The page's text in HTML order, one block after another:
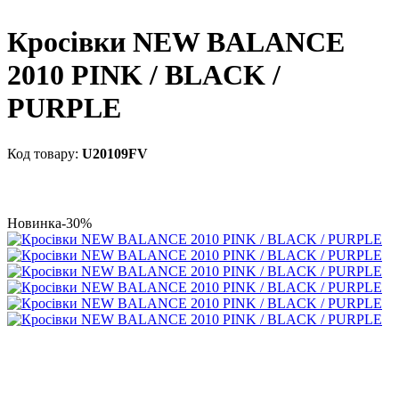
Кросівки NEW BALANCE
2010 PINK / BLACK /
PURPLE
U20109FV
Новинка-30%